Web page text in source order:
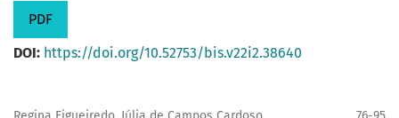
PDF
DOI: https://doi.org/10.52753/bis.v22i2.38640